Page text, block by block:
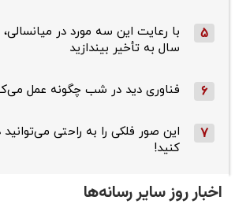
5
سال به تأخیر بیندازید
6 فناوری دید در شب چگونه عمل
7
این صور فلکی را به راحتی
کنید!